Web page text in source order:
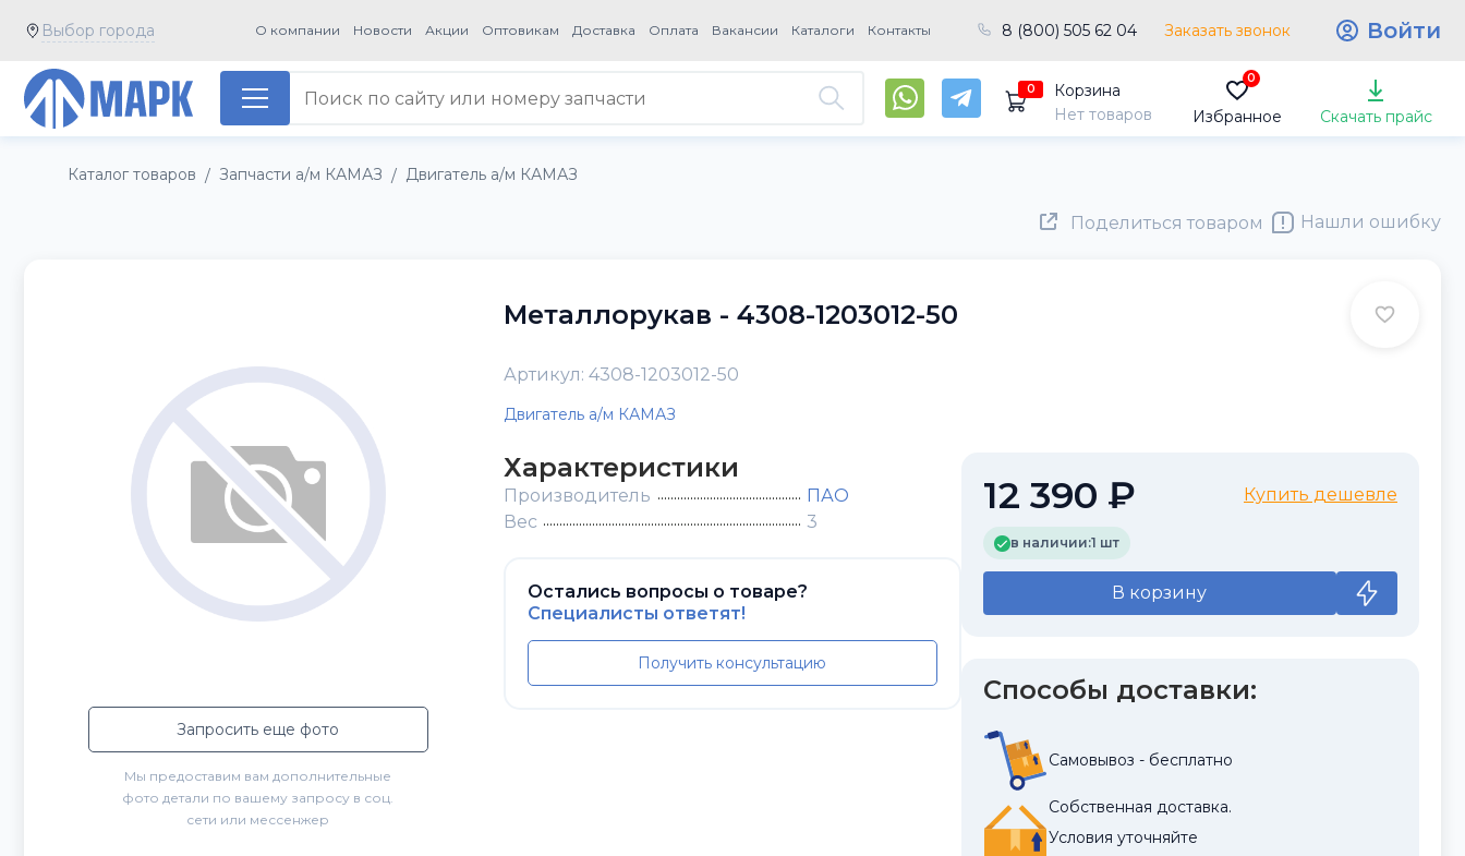
Выбор города О компании Новости Акции Оптовикам Доставка Оплата Вакансии Каталоги Контакты 8 (800) 505 62 04 Заказать звонок Войти
0
Корзина
Нет товаров
0
Избранное Скачать прайс
Каталог товаров / Запчасти а/м КАМАЗ / Двигатель а/м КАМАЗ
Поделиться товаром Нашли ошибку
Запросить еще фото
Мы предоставим вам дополнительные
фото детали по вашему запросу в соц.
сети или мессенжер
Металлорукав - 4308-1203012-50
Артикул: 4308-1203012-50
Двигатель а/м КАМАЗ
Характеристики
Производитель
ПАО
Вес
3
Остались вопросы о товаре?
Специалисты ответят!
Получить консультацию
12 390 ₽ Купить дешевле
в наличии:1 шт
В корзину
Способы доставки:
Самовывоз - бесплатно
Собственная доставка.
Условия уточняйте